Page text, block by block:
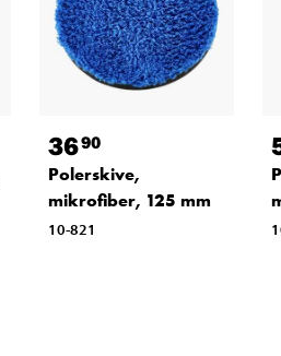
3690
Polerskive,
mikrofiber, 125 mm
10-821